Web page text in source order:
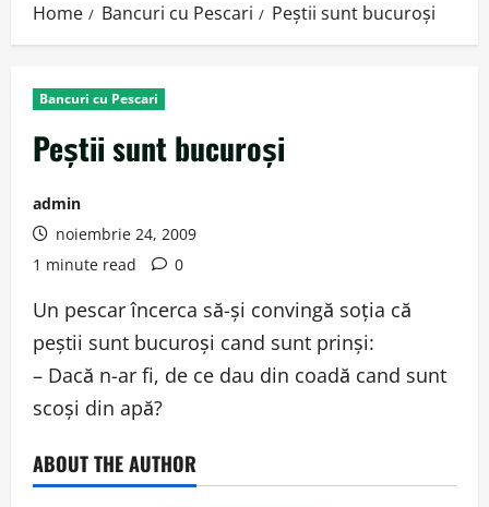
Home Bancuri cu Pescari Peştii sunt bucuroşi
Bancuri cu Pescari
Peştii sunt bucuroşi
admin
noiembrie 24, 2009
1 minute read
0
Un pescar încerca să-şi convingă soţia că
peştii sunt bucuroşi cand sunt prinşi:
– Dacă n-ar fi, de ce dau din coadă cand sunt
scoşi din apă?
ABOUT THE AUTHOR